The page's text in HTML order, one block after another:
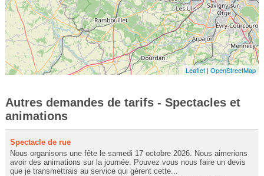
Leaflet |OpenStreetMap
Autres demandes de tarifs - Spectacles et
animations
Spectacle de rue
Nous organisons une fête le samedi 17 octobre 2026. Nous aimerions
avoir des animations sur la journée. Pouvez vous nous faire un devis
que je transmettrais au service qui gèrent cette...